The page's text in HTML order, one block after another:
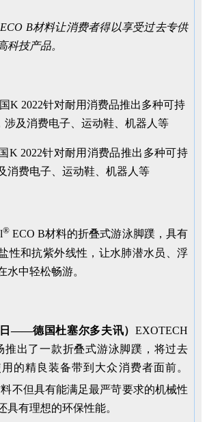
ECO B材料让消费者得以享受过去专供
科技产品。
®ECO B材料的折叠式游泳脚蹼，具有
性和抗紫外线性，让水肺潜水员、浮
水中轻松畅游。
日——德国杜塞尔多夫讯）EXOTECH
推出了一款折叠式游泳脚蹼，将过去
的精良装备带到大众消费者面前。
不但具有能满足最严苛要求的机械性
具有理想的环保性能。